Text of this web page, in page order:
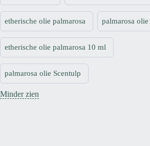
etherische olie palmarosa palmarosa olie
etherische olie palmarosa 10 ml
palmarosa olie Scentulp
Minder zien